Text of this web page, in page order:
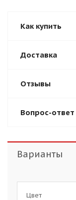
Как купить
Доставка
Отзывы
Вопрос-ответ
Варианты
Цвет